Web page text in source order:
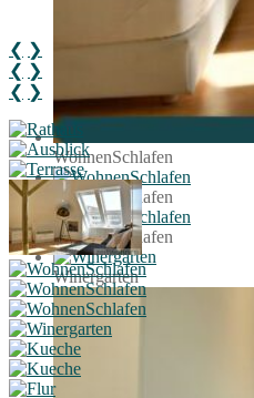
WohnenSchlafen
WohnenSchlafen
WohnenSchlafen
Winergarten
❮ ❯
❮ ❯
❮ ❯